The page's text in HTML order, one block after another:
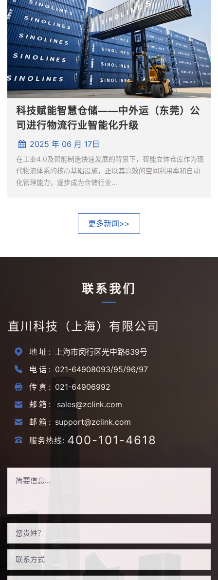
科技赋能智慧仓储——中外运（东莞）公
司进行物流行业智能化升级
2025 年 06 月 17日
在工业4.0及智能制造快速发展的背景下，智能立体仓库作为现
代物流体系的核心基础设施，正以其高效的空间利用率和自动
化管理能力，逐步成为仓储行业...
更多新闻>>
联系我们
直川科技（上海）有限公司
地址:
上海市闵行区光中路639号
电话: 021-64908093/95/96/97
传真: 021-64906992
邮箱: sales@zclink.com
邮箱: support@zclink.com
服务热线: 400-101-4618